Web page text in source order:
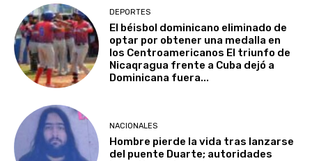
DEPORTES
El béisbol dominicano eliminado de
optar por obtener una medalla en
los Centroamericanos El triunfo de
Nicaqragua frente a Cuba dejó a
Dominicana fuera...
NACIONALES
Hombre pierde la vida tras lanzarse
del puente Duarte; autoridades